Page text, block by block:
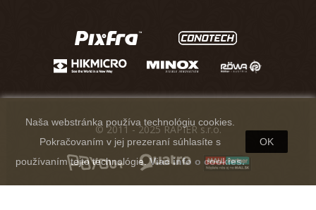
Naša webstránka používa technológiu cookies.
Pokračovaním v jej prezeraní súhlasíte s
používaním tejto technológie.Viac info o cookies.
OK
© 2011 - 2025 RAPIER s.r.o.